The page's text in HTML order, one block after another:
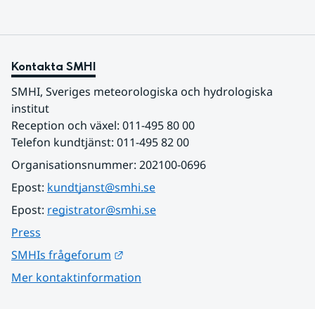
Kontakta SMHI
SMHI, Sveriges meteorologiska och hydrologiska
institut
Reception och växel: 011-495 80 00
Telefon kundtjänst: 011-495 82 00
Organisationsnummer: 202100-0696
Epost: kundtjanst@smhi.se
Epost: registrator@smhi.se
Press
SMHIs frågeforum
Mer kontaktinformation